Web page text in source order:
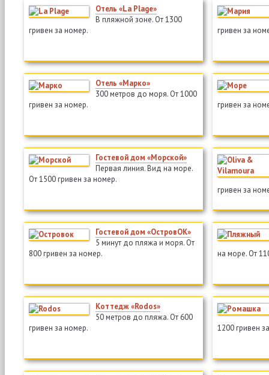
Отель «La Plage»
В пляжной зоне. От 1300
гривен за номер.
гривен за
Отель «Марко»
300 метров до моря. От 1000
гривен за номер.
гривен за
Гостевой дом «Морской»
Первая линия. Вид на море.
От 1500 гривен за номер.
гривен за
Гостевой дом «ОстровОК»
5 минут до пляжа и моря. От
800 гривен за номер.
на море. От
Коттедж «Rodos»
50 метров до пляжа. От 600
гривен за номер.
1200 гривен